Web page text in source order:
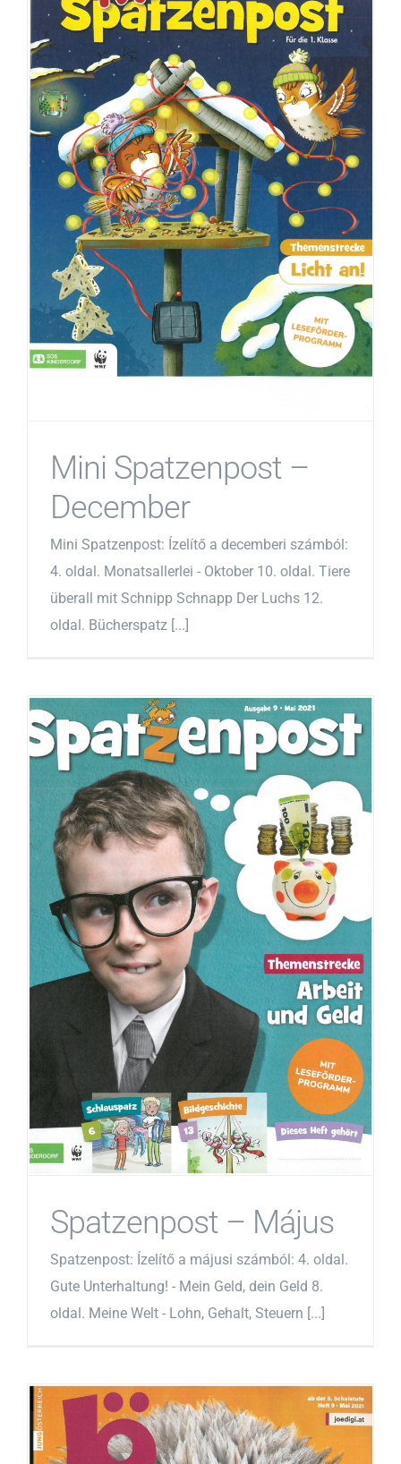
Mini Spatzenpost –
December
Mini Spatzenpost: Ízelítő a decemberi számból:
4. oldal. Monatsallerlei - Oktober 10. oldal. Tiere
überall mit Schnipp Schnapp Der Luchs 12.
oldal. Bücherspatz [...]
Spatzenpost – Május
Spatzenpost: Ízelítő a májusi számból: 4. oldal.
Gute Unterhaltung! - Mein Geld, dein Geld 8.
oldal. Meine Welt - Lohn, Gehalt, Steuern [...]